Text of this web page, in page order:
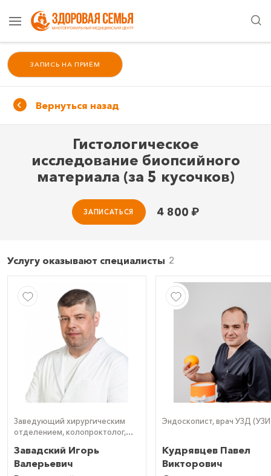
ЗАПИСЬ НА ПРИЁМ
Вернуться назад
Гистологическое
исследование биопсийного
материала (за 5 кусочков)
4 800 ₽
ЗАПИСАТЬСЯ
Услугу оказывают специалисты
Заведующий хирургическим
отделением, колопроктолог,
Завадский Игорь
Валерьевич
Эндоскопист, врач УЗД
Кудрявцев Павел
Викторович